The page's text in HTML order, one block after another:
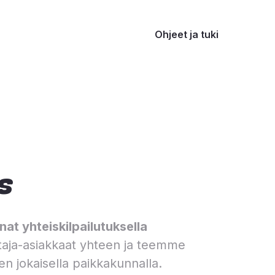
Ohjeet ja tuki
yhteiskilpailutuksella
asiakkaat yhteen ja teemme
jokaisella paikkakunnalla.